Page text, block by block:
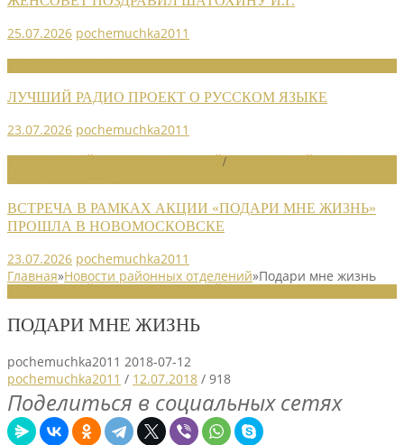
25.07.2026 pochemuchka2011
ЛУЧШИЙ РАДИО ПРОЕКТ О РУССКОМ ЯЗЫКЕ
23.07.2026 pochemuchka2011
/
ВСТРЕЧА В РАМКАХ АКЦИИ «ПОДАРИ МНЕ ЖИЗНЬ»
ПРОШЛА В НОВОМОСКОВСКЕ
23.07.2026 pochemuchka2011
Главная»Новости районных отделений»Подари мне жизнь
ПОДАРИ МНЕ ЖИЗНЬ
pochemuchka2011 2018-07-12
pochemuchka2011 / 12.07.2018 / 918
Поделиться в социальных сетях